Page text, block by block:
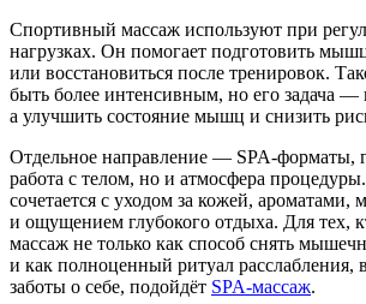
Спортивный массаж используют при
нагрузках. Он помогает подготовить
или восстановиться после тренировок.
быть более интенсивным, но его задача —
а улучшить состояние мышц и снизить
Отдельное направление — SPA-форматы,
работа с телом, но и атмосфера
сочетается с уходом за кожей, ароматами,
и ощущением глубокого отдыха. Для тех,
массаж не только как способ снять
и как полноценный ритуал расслабления,
заботы о себе, подойдёт SPA-массаж.